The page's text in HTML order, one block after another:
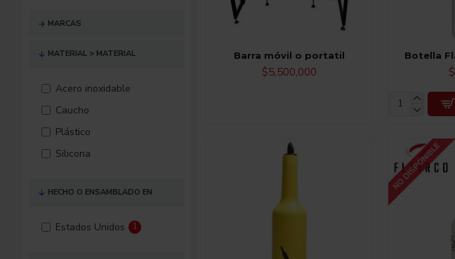
MARCAS
MATERIAL > MATERIAL
Acero inoxidable
Caucho
Plástico
Silicona
HECHO O ENSAMBLADO EN
Estados Unidos 1
Barra móvil o portatil
$5,500,000
Botella
NO DISPONIBLE